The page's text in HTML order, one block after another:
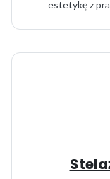
estetykę z